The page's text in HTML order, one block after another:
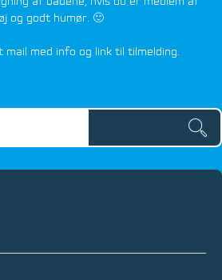
og godt humør. 🙂
med info og link til tilmelding.